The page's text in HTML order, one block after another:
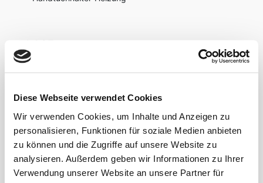
Diese Webseite verwendet Cookies
Wir verwenden Cookies, um Inhalte und Anzeigen zu
personalisieren, Funktionen für soziale Medien anbieten
zu können und die Zugriffe auf unsere Website zu
analysieren. Außerdem geben wir Informationen zu Ihrer
Verwendung unserer Website an unsere Partner für
LAGE
Wohnen und Leben im Medienhafen! Wer das Viertel
Der Düsseldorfer weiß die absolut bevorzugte
Medienhafens sehr zu schätzen. Der Noch-Nicht-
Düsseldorfer wird sich gerne von der einzigartigen
Atmosphäre, die dieser Stadtteil zu bieten hat,
begeistern und faszinieren lassen. Der Medienhafen